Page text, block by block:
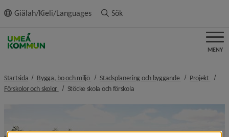
innehållet
Giälah/Kieli/Languages Sök
MENY
Startsida Bygga, bo och miljö nivå i brödsmulenavigeringen
Stadsplanering och byggande nivå i
Projekt
nivå
Förskolor och skolor nivå i brödsmulenavigeringen
Stöcke skola och förskolanivå i brödsmulenavigeringen